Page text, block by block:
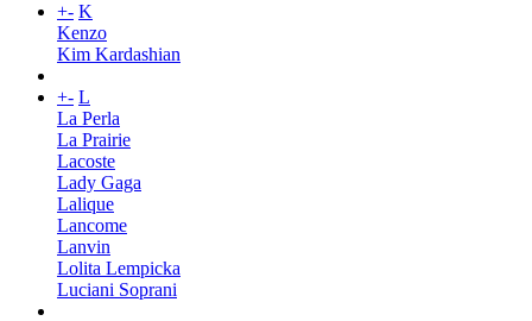
+- K
Kenzo
Kim Kardashian
+- L
La Perla
La Prairie
Lacoste
Lady Gaga
Lalique
Lancome
Lanvin
Lolita Lempicka
Luciani Soprani